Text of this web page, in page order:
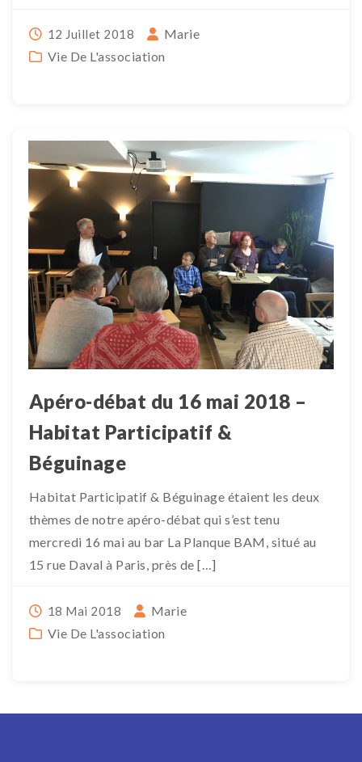
12 Juillet 2018
Marie
Vie De L'association
Apéro-débat du 16 mai 2018 –
Habitat Participatif &
Béguinage
Habitat Participatif & Béguinage étaient les deux
thèmes de notre apéro-débat qui s’est tenu
mercredi 16 mai au bar La Planque BAM, situé au
15 rue Daval à Paris, près de […]
18 Mai 2018
Marie
Vie De L'association